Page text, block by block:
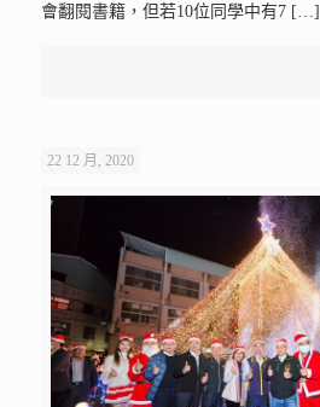
會翻閱書籍，但若10位同學中有7[…]
22 12 月, 2020